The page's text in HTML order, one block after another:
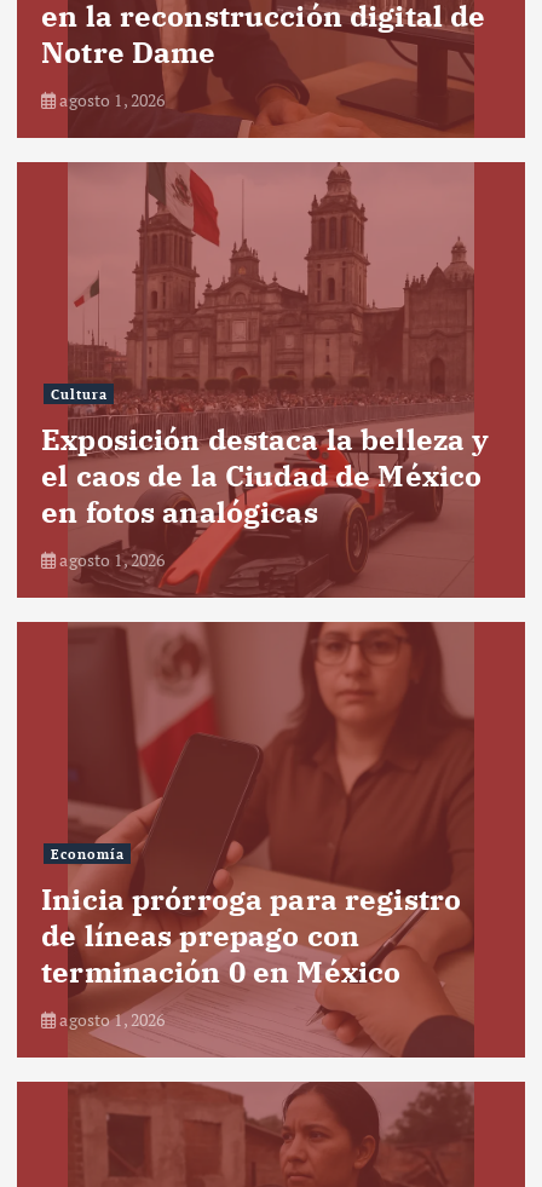
en la reconstrucción digital de
Notre Dame
agosto 1, 2026
Cultura
Exposición destaca la belleza y
el caos de la Ciudad de México
en fotos analógicas
agosto 1, 2026
Economía
Inicia prórroga para registro
de líneas prepago con
terminación 0 en México
agosto 1, 2026